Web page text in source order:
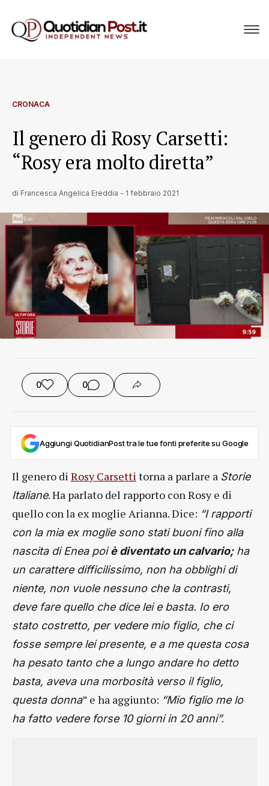
CRONACA
Il genero di Rosy Carsetti:
“Rosy era molto diretta”
di Francesca Angelica Ereddia - 1 febbraio 2021
0 0
Aggiungi QuotidianPost tra le tue fonti preferite su Google
Il genero di Rosy Carsetti torna a parlare a Storie
Italiane. Ha parlato del rapporto con Rosy e di
quello con la ex moglie Arianna. Dice: “I rapporti
con la mia ex moglie sono stati buoni fino alla
nascita di Enea poiè diventato un calvario;ha
un carattere difficilissimo, non ha obblighi di
niente, non vuole nessuno che la contrasti,
deve fare quello che dice lei e basta. Io ero
stato costretto, per vedere mio figlio, che ci
fosse sempre lei presente, e a me questa cosa
ha pesato tanto che a lungo andare ho detto
basta, aveva una morbosità verso il figlio,
questa donna” e ha aggiunto: “Mio figlio me lo
ha fatto vedere forse 10 giorni in 20 anni”.